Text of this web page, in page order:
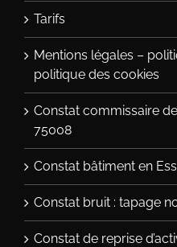
Tarifs
Mentions légales –
politique des cookies
Constat commissaire
75008
Constat bâtiment en
Constat bruit : tapage
Constat de reprise